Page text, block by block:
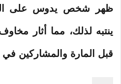
ظهر شخص يدوس على
ينتبه لذلك، مما أثار
قبل المارة والمشاركين